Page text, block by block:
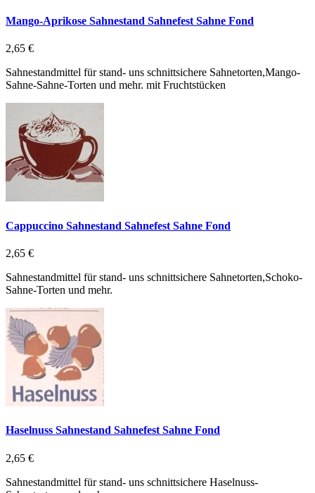
Mango-Aprikose Sahnestand Sahnefest Sahne Fond
2,65 €
Sahnestandmittel für stand- uns schnittsichere Sahnetorten,Mango-
Sahne-Sahne-Torten und mehr. mit Fruchtstücken
Cappuccino Sahnestand Sahnefest Sahne Fond
2,65 €
Sahnestandmittel für stand- uns schnittsichere Sahnetorten,Schoko-
Sahne-Torten und mehr.
Haselnuss Sahnestand Sahnefest Sahne Fond
2,65 €
Sahnestandmittel für stand- uns schnittsichere Haselnuss-